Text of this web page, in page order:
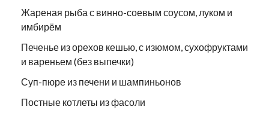
Жареная рыба с винно-соевым соусом, луком и
имбирём
Печенье из орехов кешью, с изюмом, сухофруктами
и вареньем (без выпечки)
Суп-пюре из печени и шампиньонов
Постные котлеты из фасоли